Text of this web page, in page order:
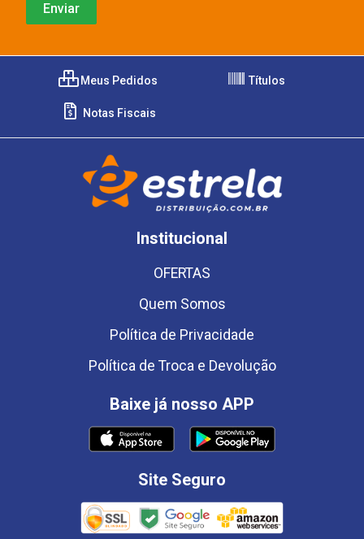
Meus Pedidos Títulos
Notas Fiscais
Institucional
OFERTAS
Quem Somos
Política de Privacidade
Política de Troca e Devolução
Baixe já nosso APP
Site Seguro